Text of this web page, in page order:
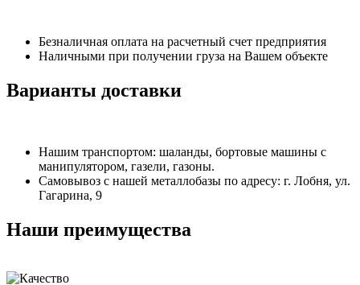
Безналичная оплата на расчетный счет предприятия
Наличными при получении груза на Вашем объекте
Варианты доставки
Нашим транспортом: шаланды, бортовые машины с
манипулятором, газели, газоны.
Самовывоз с нашей металлобазы по адресу: г. Лобня, ул.
Гагарина, 9
Наши преимущества